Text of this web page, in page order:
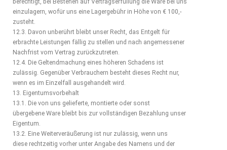
berechtigt, bei Bestehen auf Vertragserfüllung die Ware bei uns
einzulagern, wofür uns eine Lagergebühr in Höhe von € 100,-
zusteht.
12.3. Davon unberührt bleibt unser Recht, das Entgelt für
erbrachte Leistungen fällig zu stellen und nach angemessener
Nachfrist vom Vertrag zurückzutreten.
12.4. Die Geltendmachung eines höheren Schadens ist
zulässig. Gegenüber Verbrauchern besteht dieses Recht nur,
wenn es im Einzelfall ausgehandelt wird.
13. Eigentumsvorbehalt
13.1. Die von uns gelieferte, montierte oder sonst
übergebene Ware bleibt bis zur vollständigen Bezahlung unser
Eigentum.
13.2. Eine Weiterveräußerung ist nur zulässig, wenn uns
diese rechtzeitig vorher unter Angabe des Namens und der